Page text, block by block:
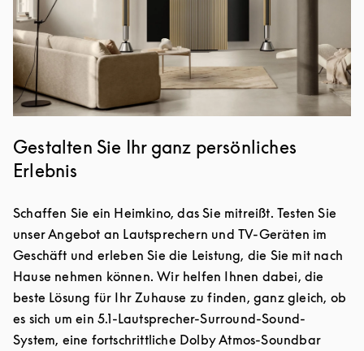
Gestalten Sie Ihr ganz persönliches
Erlebnis
Schaffen Sie ein Heimkino, das Sie mitreißt. Testen Sie
unser Angebot an Lautsprechern und TV-Geräten im
Geschäft und erleben Sie die Leistung, die Sie mit nach
Hause nehmen können. Wir helfen Ihnen dabei, die
beste Lösung für Ihr Zuhause zu finden, ganz gleich, ob
es sich um ein 5.1-Lautsprecher-Surround-Sound-
System, eine fortschrittliche Dolby Atmos-Soundbar